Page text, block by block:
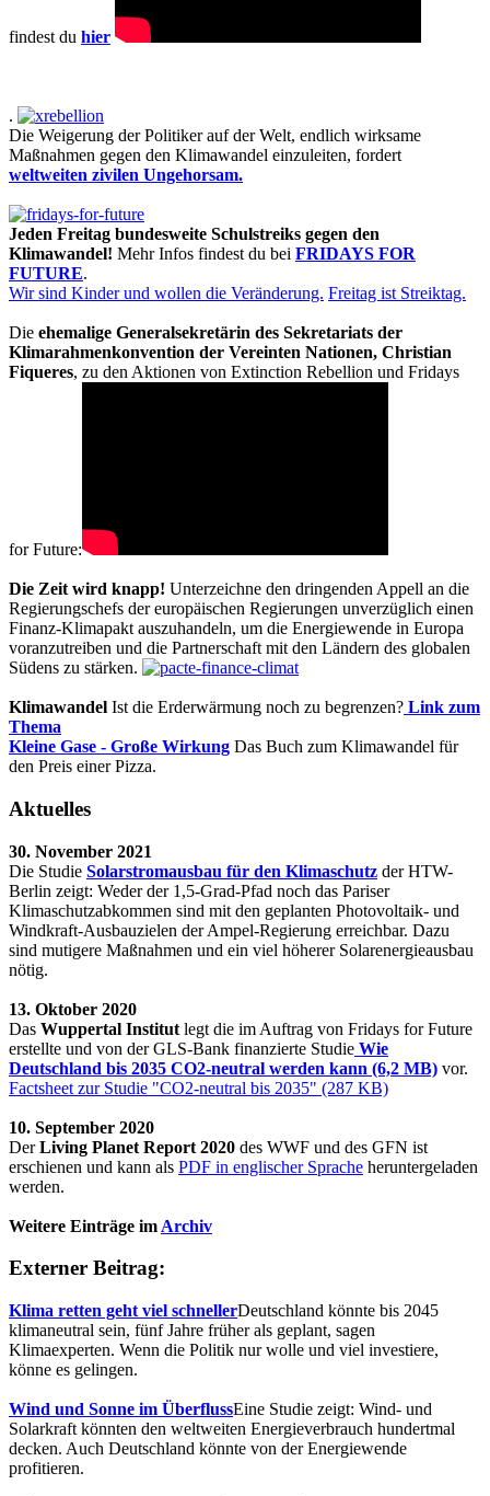
findest du hier
.
Die Weigerung der Politiker auf der Welt, endlich wirksame
Maßnahmen gegen den Klimawandel einzuleiten, fordert
weltweiten zivilen Ungehorsam.
Jeden Freitag bundesweite Schulstreiks gegen den
Klimawandel! Mehr Infos findest du bei FRIDAYS FOR
FUTURE.
Wir sind Kinder und wollen die Veränderung. Freitag ist Streiktag.
Die ehemalige Generalsekretärin des Sekretariats der
Klimarahmenkonvention der Vereinten Nationen, Christian
Fiqueres, zu den Aktionen von Extinction Rebellion und Fridays
for Future:
Die Zeit wird knapp! Unterzeichne den dringenden Appell an die
Regierungschefs der europäischen Regierungen unverzüglich einen
Finanz-Klimapakt auszuhandeln, um die Energiewende in Europa
voranzutreiben und die Partnerschaft mit den Ländern des globalen
Südens zu stärken.
Klimawandel Ist die Erderwärmung noch zu begrenzen? Link zum
Thema
Kleine Gase - Große Wirkung Das Buch zum Klimawandel für
den Preis einer Pizza.
Aktuelles
30. November 2021
Die Studie Solarstromausbau für den Klimaschutz der HTW-
Berlin zeigt: Weder der 1,5-Grad-Pfad noch das Pariser
Klimaschutzabkommen sind mit den geplanten Photovoltaik- und
Windkraft-Ausbauzielen der Ampel-Regierung erreichbar. Dazu
sind mutigere Maßnahmen und ein viel höherer Solarenergieausbau
nötig.
13. Oktober 2020
Das Wuppertal Institut legt die im Auftrag von Fridays for Future
erstellte und von der GLS-Bank finanzierte Studie Wie
Deutschland bis 2035 CO2-neutral werden kann (6,2 MB) vor.
Factsheet zur Studie "CO2-neutral bis 2035" (287 KB)
10. September 2020
DerLiving Planet Report 2020 des WWF und des GFN ist
erschienen und kann als PDF in englischer Sprache heruntergeladen
werden.
Weitere Einträge im Archiv
Externer Beitrag:
Klima retten geht viel schnellerDeutschland könnte bis 2045
klimaneutral sein, fünf Jahre früher als geplant, sagen
Klimaexperten. Wenn die Politik nur wolle und viel investiere,
könne es gelingen.
Wind und Sonne im ÜberflussEine Studie zeigt: Wind- und
Solarkraft könnten den weltweiten Energieverbrauch hundertmal
decken. Auch Deutschland könnte von der Energiewende
profitieren.